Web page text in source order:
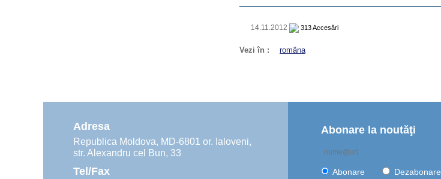
14.11.2012 313 Accesări
Vezi în : româna
Adresa
Republica Moldova, MD-6801 or. Ialoveni,
str. Alexandru cel Bun, 33
Tel/Fax
Abonare la noutăţi
Abonare Dezabonare